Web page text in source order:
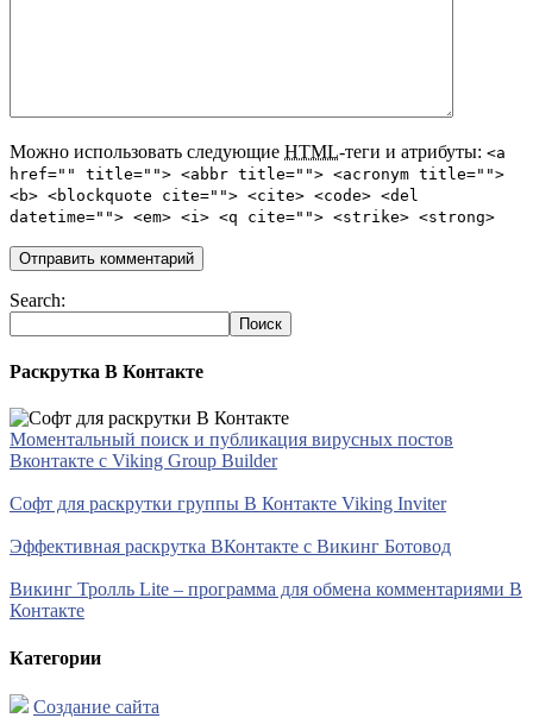
Можно использовать следующие HTML-теги и атрибуты: <a
href="" title=""> <abbr title=""> <acronym title="">
<b> <blockquote cite=""> <cite> <code> <del
datetime=""> <em> <i> <q cite=""> <strike> <strong>
Search:
Раскрутка В Контакте
Моментальный поиск и публикация вирусных постов
Вконтакте с Viking Group Builder
Софт для раскрутки группы В Контакте Viking Inviter
Эффективная раскрутка ВКонтакте с Викинг Ботовод
Викинг Тролль Lite – программа для обмена комментариями В
Контакте
Категории
Создание сайта